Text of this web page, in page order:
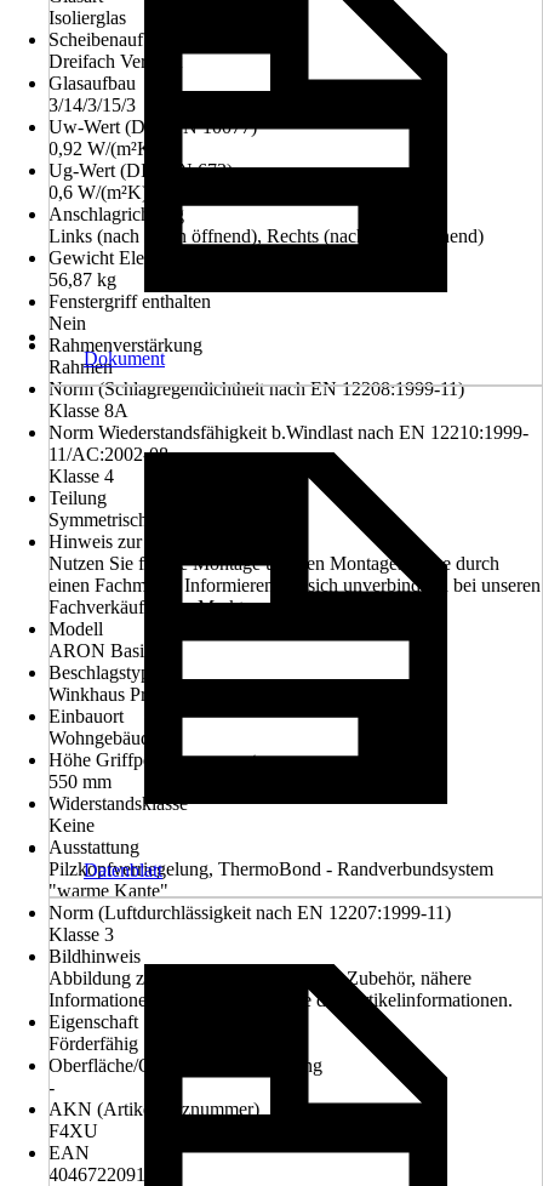
Isolierglas
Scheibenaufbau
Dreifach Verglast
Glasaufbau
3/14/3/15/3
Uw-Wert (DIN EN 10077)
0,92 W/(m²K)
Ug-Wert (DIN EN 673)
0,6 W/(m²K)
Anschlagrichtung
Links (nach innen öffnend), Rechts (nach innen öffnend)
Gewicht Element
56,87 kg
Fenstergriff enthalten
Nein
Rahmenverstärkung
Rahmen
Norm (Schlagregendichtheit nach EN 12208:1999-11)
Klasse 8A
Norm Wiederstandsfähigkeit b.Windlast nach EN 12210:1999-
11/AC:2002-08
Klasse 4
Teilung
Symmetrisch 1/2-1/2
Hinweis zur Montage
Nutzen Sie für die Montage unseren Montageservice durch
einen Fachmann. Informieren Sie sich unverbindlich bei unseren
Fachverkäufern im Markt.
Modell
ARON Basic +
Beschlagstyp
Winkhaus Pro Pilot mit Pilzkopfzapfen
Einbauort
Wohngebäude
Höhe Griffposition von unten
550 mm
Widerstandsklasse
Keine
Ausstattung
Pilzkopfverriegelung, ThermoBond - Randverbundsystem
"warme Kante"
Norm (Luftdurchlässigkeit nach EN 12207:1999-11)
Klasse 3
Bildhinweis
Abbildung zeigen eventuell optionales Zubehör, nähere
Informationen entnehmen Sie bitte den Artikelinformationen.
Eigenschaft
Förderfähig
Oberfläche/Oberflächenbehandlung
-
AKN (Artikelkurznummer)
F4XU
EAN
4046722091311
Dokument
Datenblatt